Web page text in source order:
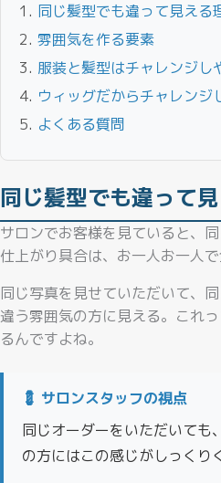
同じ髪型でも違って見える
雰囲気を作る要素
服装と髪型はチャレンジし
ウィッグだからチャレンジ
よくある質問
同じ髪型でも違って
サロンでお客様を見ていると、
仕上がり具合は、お一人お一人で
同じ写真を見せていただいて、
違う雰囲気の方に見える。これ
るんですよね。
💈 サロンスタッフの視点
同じオーダーをいただいても
の方にはこの感じがしっくり